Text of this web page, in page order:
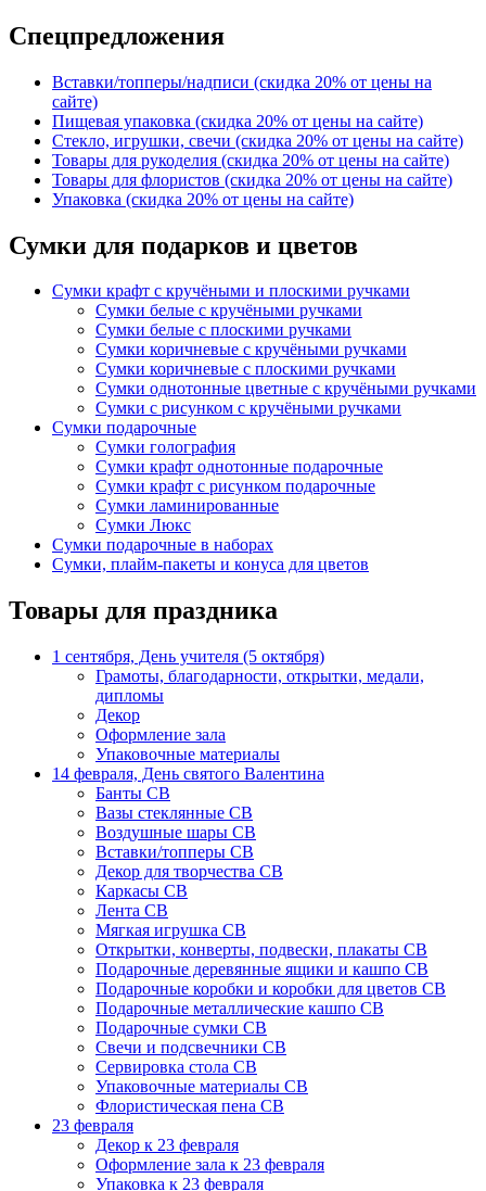
Спецпредложения
Вставки/топперы/надписи (скидка 20% от цены на
сайте)
Пищевая упаковка (скидка 20% от цены на сайте)
Стекло, игрушки, свечи (скидка 20% от цены на сайте)
Товары для рукоделия (скидка 20% от цены на сайте)
Товары для флористов (скидка 20% от цены на сайте)
Упаковка (скидка 20% от цены на сайте)
Сумки для подарков и цветов
Сумки крафт с кручёными и плоскими ручками
Сумки белые с кручёными ручками
Сумки белые с плоскими ручками
Сумки коричневые с кручёными ручками
Сумки коричневые с плоскими ручками
Сумки однотонные цветные с кручёными ручками
Сумки с рисунком с кручёными ручками
Сумки подарочные
Сумки голография
Сумки крафт однотонные подарочные
Сумки крафт с рисунком подарочные
Сумки ламинированные
Сумки Люкс
Сумки подарочные в наборах
Сумки, плайм-пакеты и конуса для цветов
Товары для праздника
1 сентября, День учителя (5 октября)
Грамоты, благодарности, открытки, медали,
дипломы
Декор
Оформление зала
Упаковочные материалы
14 февраля, День святого Валентина
Банты СВ
Вазы стеклянные СВ
Воздушные шары СВ
Вставки/топперы СВ
Декор для творчества СВ
Каркасы СВ
Лента СВ
Мягкая игрушка СВ
Открытки, конверты, подвески, плакаты СВ
Подарочные деревянные ящики и кашпо СВ
Подарочные коробки и коробки для цветов СВ
Подарочные металлические кашпо СВ
Подарочные сумки СВ
Свечи и подсвечники СВ
Сервировка стола СВ
Упаковочные материалы СВ
Флористическая пена СВ
23 февраля
Декор к 23 февраля
Оформление зала к 23 февраля
Упаковка к 23 февраля